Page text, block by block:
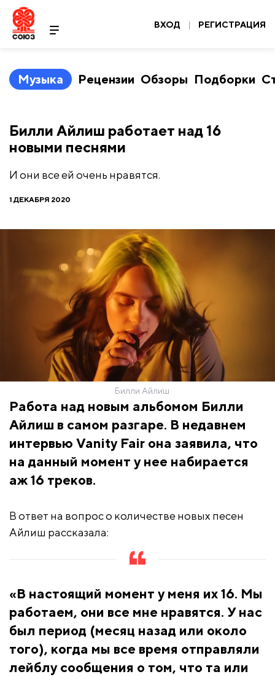
ВХОД | РЕГИСТРАЦИЯ
Музыка Рецензии Обзоры Подборки
Билли Айлиш работает над 16
новыми песнями
И они все ей очень нравятся.
1 ДЕКАБРЯ 2020
Билли Айлиш
Работа над новым альбомом Билли
Айлиш в самом разгаре. В недавнем
интервью Vanity Fair она заявила, что
на данный момент у нее набирается
аж 16 треков.
В ответ на вопрос о количестве новых песен
Айлиш рассказала:
«В настоящий момент у меня их 16. Мы
работаем, они все мне нравятся. У нас
был период (месяц назад или около
того), когда мы все время отправляли
лейблу сообщения о том, что та или